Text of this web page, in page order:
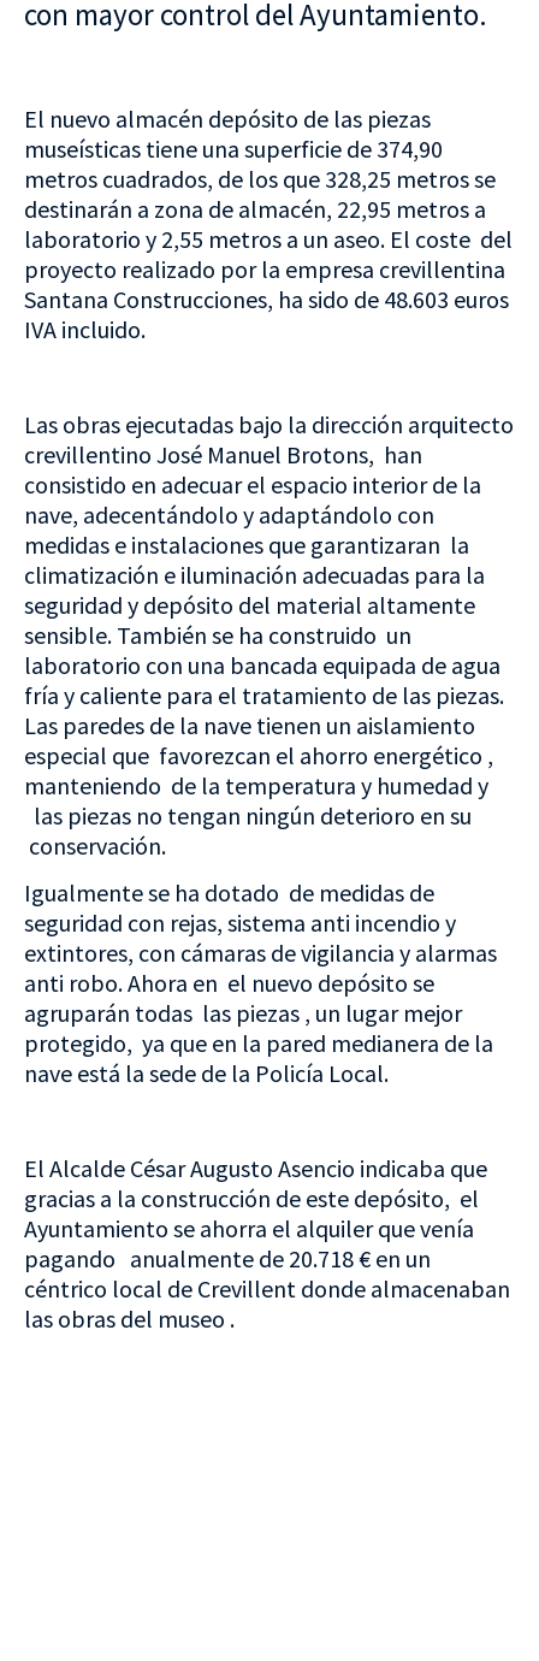
con mayor control del Ayuntamiento.
El nuevo almacén depósito de las piezas
museísticas tiene una superficie de 374,90
metros cuadrados, de los que 328,25 metros se
destinarán a zona de almacén, 22,95 metros a
laboratorio y 2,55 metros a un aseo. El coste del
proyecto realizado por la empresa crevillentina
Santana Construcciones, ha sido de 48.603 euros
IVA incluido.
Las obras ejecutadas bajo la dirección arquitecto
crevillentino José Manuel Brotons, han
consistido en adecuar el espacio interior de la
nave, adecentándolo y adaptándolo con
medidas e instalaciones que garantizaran la
climatización e iluminación adecuadas para la
seguridad y depósito del material altamente
sensible. También se ha construido un
laboratorio con una bancada equipada de agua
fría y caliente para el tratamiento de las piezas.
Las paredes de la nave tienen un aislamiento
especial que favorezcan el ahorro energético ,
manteniendo de la temperatura y humedad y
las piezas no tengan ningún deterioro en su
conservación.
Igualmente se ha dotado de medidas de
seguridad con rejas, sistema anti incendio y
extintores, con cámaras de vigilancia y alarmas
anti robo. Ahora en el nuevo depósito se
agruparán todas las piezas , un lugar mejor
protegido, ya que en la pared medianera de la
nave está la sede de la Policía Local.
El Alcalde César Augusto Asencio indicaba que
gracias a la construcción de este depósito, el
Ayuntamiento se ahorra el alquiler que venía
pagando anualmente de 20.718 € en un
céntrico local de Crevillent donde almacenaban
las obras del museo .